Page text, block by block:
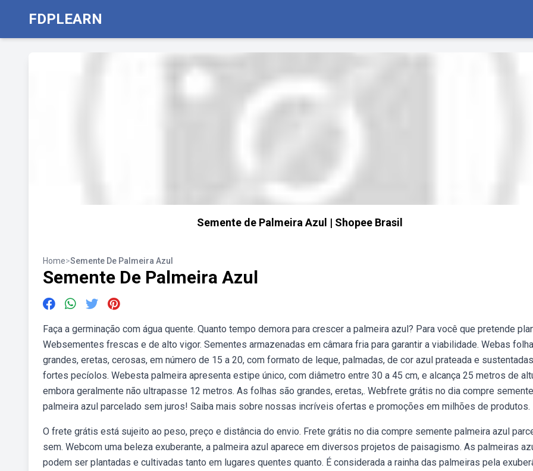
FDPLEARN
Semente de Palmeira Azul | Shopee Brasil
Home>Semente De Palmeira Azul
Semente De Palmeira Azul
Faça a germinação com água quente. Quanto tempo demora para crescer a palmeira azul? Para você que pretende
Websementes frescas e de alto vigor. Sementes armazenadas em câmara fria para garantir a viabilidade. Webas
grandes, eretas, cerosas, em número de 15 a 20, com formato de leque, palmadas, de cor azul prateada e
fortes pecíolos. Webesta palmeira apresenta estipe único, com diâmetro entre 30 a 45 cm, e alcança 25 metros de
embora geralmente não ultrapasse 12 metros. As folhas são grandes, eretas,. Webfrete grátis no dia compre
palmeira azul parcelado sem juros! Saiba mais sobre nossas incríveis ofertas e promoções em milhões de produtos.
O frete grátis está sujeito ao peso, preço e distância do envio. Frete grátis no dia compre semente palmeira azul
sem. Webcom uma beleza exuberante, a palmeira azul aparece em diversos projetos de paisagismo. As palmeiras
podem ser plantadas e cultivadas tanto em lugares quentes quanto. É considerada a rainha das palmeiras pela